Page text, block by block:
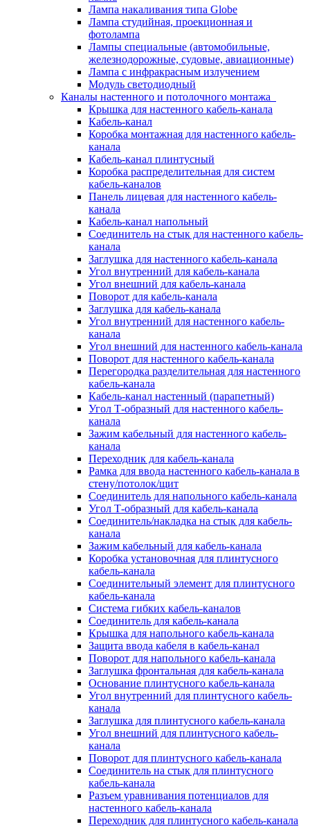
Лампа накаливания типа Globe
Лампа студийная, проекционная и
фотолампа
Лампы специальные (автомобильные,
железнодорожные, судовые, авиационные)
Лампа с инфракрасным излучением
Модуль светодиодный
Каналы настенного и потолочного монтажа
Крышка для настенного кабель-канала
Кабель-канал
Коробка монтажная для настенного кабель-
канала
Кабель-канал плинтусный
Коробка распределительная для систем
кабель-каналов
Панель лицевая для настенного кабель-
канала
Кабель-канал напольный
Соединитель на стык для настенного кабель-
канала
Заглушка для настенного кабель-канала
Угол внутренний для кабель-канала
Угол внешний для кабель-канала
Поворот для кабель-канала
Заглушка для кабель-канала
Угол внутренний для настенного кабель-
канала
Угол внешний для настенного кабель-канала
Поворот для настенного кабель-канала
Перегородка разделительная для настенного
кабель-канала
Кабель-канал настенный (парапетный)
Угол Т-образный для настенного кабель-
канала
Зажим кабельный для настенного кабель-
канала
Переходник для кабель-канала
Рамка для ввода настенного кабель-канала в
стену/потолок/щит
Соединитель для напольного кабель-канала
Угол Т-образный для кабель-канала
Соединитель/накладка на стык для кабель-
канала
Зажим кабельный для кабель-канала
Коробка установочная для плинтусного
кабель-канала
Соединительный элемент для плинтусного
кабель-канала
Система гибких кабель-каналов
Соединитель для кабель-канала
Крышка для напольного кабель-канала
Защита ввода кабеля в кабель-канал
Поворот для напольного кабель-канала
Заглушка фронтальная для кабель-канала
Основание плинтусного кабель-канала
Угол внутренний для плинтусного кабель-
канала
Заглушка для плинтусного кабель-канала
Угол внешний для плинтусного кабель-
канала
Поворот для плинтусного кабель-канала
Соединитель на стык для плинтусного
кабель-канала
Разъем уравнивания потенциалов для
настенного кабель-канала
Переходник для плинтусного кабель-канала